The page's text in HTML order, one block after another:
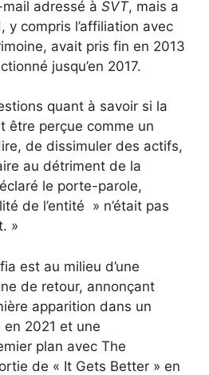
adressé à SVT, mais a
y compris l’affiliation avec
avait pris fin en 2013
jusqu’en 2017.
quant à savoir si la
être perçue comme un
de dissimuler des actifs,
au détriment de la
le porte-parole,
de l’entité » n’était pas
»
est au milieu d’une
de retour, annonçant
apparition dans un
2021 et une
plan avec The
de « It Gets Better » en